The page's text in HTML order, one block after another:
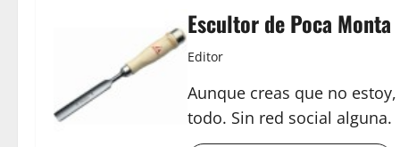
Escultor de Poca Monta
Editor
Aunque creas que no
todo. Sin red social alguna.